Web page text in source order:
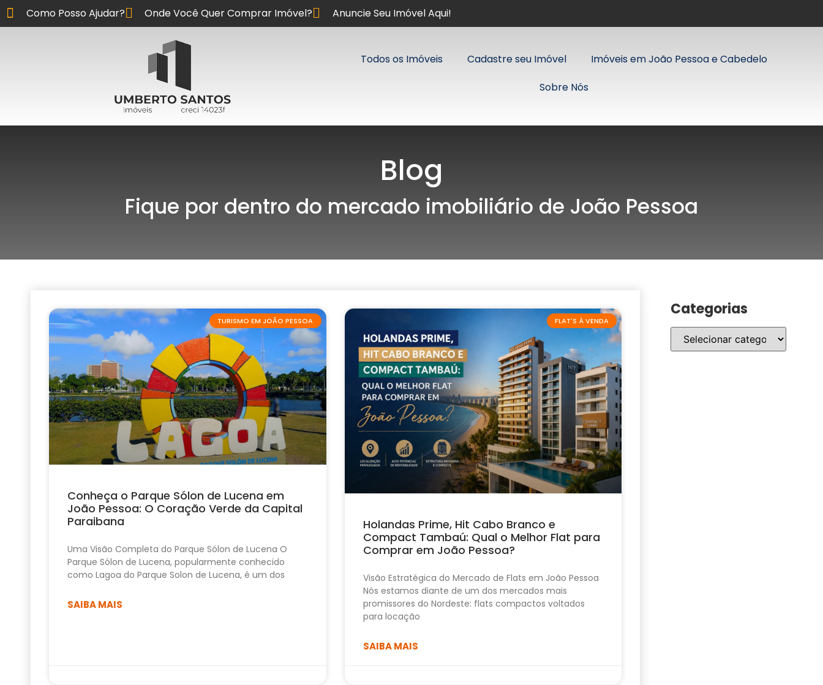
Anuncie Seu Imóvel Aqui!
Como Posso Ajudar? Onde Você Quer Comprar Imóvel?
Todos os Imóveis Cadastre seu Imóvel
Imóveis em João Pessoa e Cabedelo
Sobre Nós
Blog
Fique por dentro do mercado imobiliário de João Pessoa
TURISMO EM JOÃO PESSOA
Conheça o Parque Sólon de Lucena em
João Pessoa: O Coração Verde da Capital
Paraibana
Uma Visão Completa do Parque Sólon de Lucena O
Parque Sólon de Lucena, popularmente conhecido
como Lagoa do Parque Solon de Lucena, é um dos
SAIBA MAIS
FLAT'S À VENDA
Holandas Prime, Hit Cabo Branco e
Compact Tambaú: Qual o Melhor Flat para
Comprar em João Pessoa?
Visão Estratégica do Mercado de Flats em João Pessoa
Nós estamos diante de um dos mercados mais
promissores do Nordeste: flats compactos voltados
para locação
SAIBA MAIS
Categorias